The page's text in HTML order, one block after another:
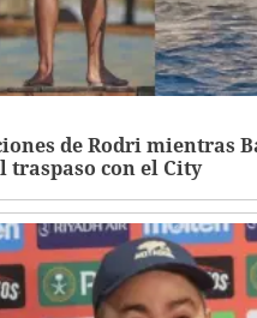
de Rodri mientras
traspaso con el City